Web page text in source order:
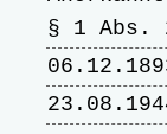
§ 1 Abs.